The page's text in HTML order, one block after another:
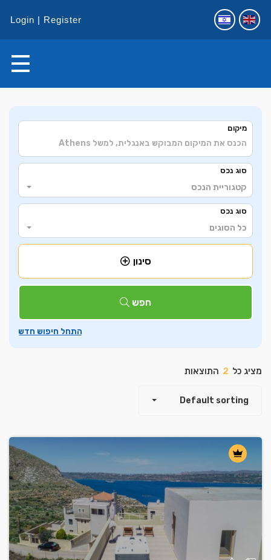
Login Register
+
Leaflet OpenStreetMapcontributors
מיקום
סוג נכס
קטגוריית הנכס
סוג נכס
כל הסוגים
סינון
חפש
מציג כל 2 התוצאות
Default sorting